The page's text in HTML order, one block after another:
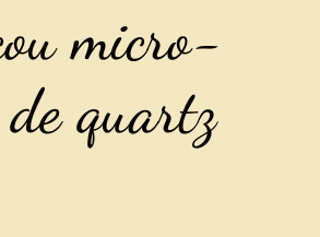
micro-
quartz